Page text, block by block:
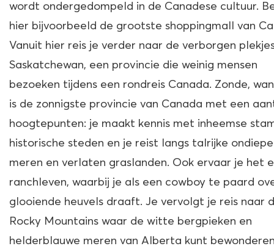
wordt ondergedompeld in de Canadese cultuur.
hier bijvoorbeeld de grootste shoppingmall van
Vanuit hier reis je verder naar de verborgen
Saskatchewan, een provincie die weinig mensen
bezoeken tijdens een rondreis Canada. Zonde,
is de zonnigste provincie van Canada met een
hoogtepunten: je maakt kennis met inheemse
historische steden en je reist langs talrijke ondiepe
meren en verlaten graslanden. Ook ervaar je het
ranchleven, waarbij je als een cowboy te paard
glooiende heuvels draaft. Je vervolgt je reis naar
Rocky Mountains waar de witte bergpieken en
helderblauwe meren van Alberta kunt